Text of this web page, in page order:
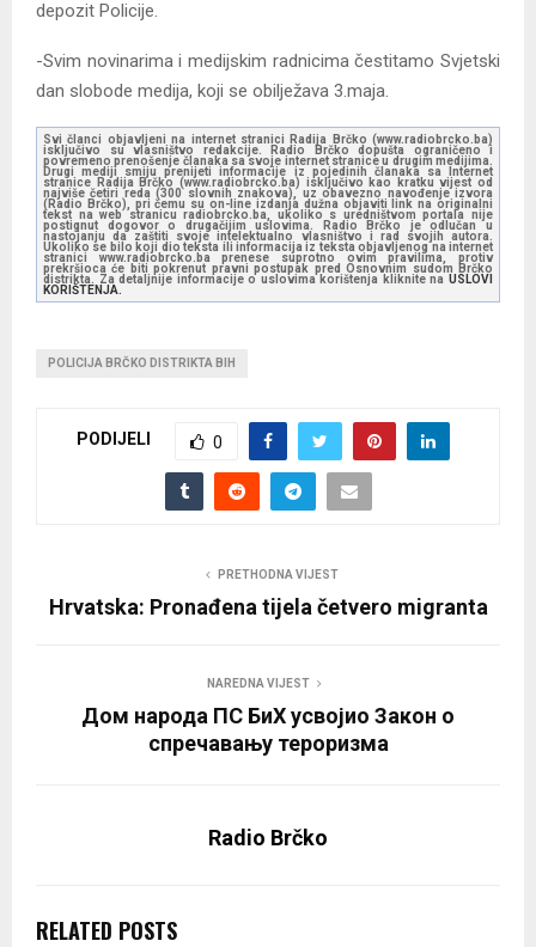
depozit Policije.
-Svim novinarima i medijskim radnicima čestitamo Svjetski
dan slobode medija, koji se obilježava 3.maja.
Svi članci objavljeni na internet stranici Radija Brčko (www.radiobrcko.ba)
isključivo su vlasništvo redakcije. Radio Brčko dopušta ograničeno i
povremeno prenošenje članaka sa svoje internet stranice u drugim medijima.
Drugi mediji smiju prenijeti informacije iz pojedinih članaka sa Internet
stranice Radija Brčko (www.radiobrcko.ba) isključivo kao kratku vijest od
najviše četiri reda (300 slovnih znakova), uz obavezno navođenje izvora
(Radio Brčko), pri čemu su on-line izdanja dužna objaviti link na originalni
tekst na web stranicu radiobrcko.ba, ukoliko s uredništvom portala nije
postignut dogovor o drugačijim uslovima. Radio Brčko je odlučan u
nastojanju da zaštiti svoje intelektualno vlasništvo i rad svojih autora.
Ukoliko se bilo koji dio teksta ili informacija iz teksta objavljenog na internet
stranici www.radiobrcko.ba prenese suprotno ovim pravilima, protiv
prekršioca će biti pokrenut pravni postupak pred Osnovnim sudom Brčko
distrikta. Za detaljnije informacije o uslovima korištenja kliknite na USLOVI
KORIŠTENJA.
POLICIJA BRČKO DISTRIKTA BIH
PODIJELI 0
PRETHODNA VIJEST
Hrvatska: Pronađena tijela četvero migranta
NAREDNA VIJEST
Дом народа ПС БиХ усвојио Закон о
спречавању тероризма
Radio Brčko
RELATED POSTS